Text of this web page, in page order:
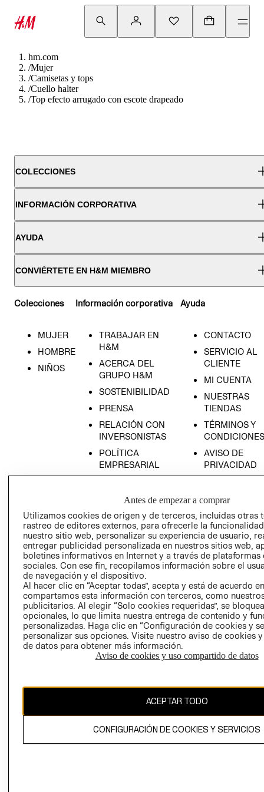
hm.com
/Mujer
/Camisetas y tops
/Cuello halter
/Top efecto arrugado con escote drapeado
COLECCIONES
INFORMACIÓN CORPORATIVA
AYUDA
CONVIÉRTETE EN H&M MIEMBRO
Colecciones
MUJER
HOMBRE
NIÑOS
Información corporativa
TRABAJAR EN
H&M
ACERCA DEL
GRUPO H&M
SOSTENIBILIDAD
PRENSA
RELACIÓN CON
INVERSONISTAS
POLÍTICA
EMPRESARIAL
Ayuda
CONTACTO
SERVICIO AL
CLIENTE
MI CUENTA
NUESTRAS
TIENDAS
TÉRMINOS Y
CONDICIONES
AVISO DE
PRIVACIDAD
AVISO DE
LIBRO DE
Ecuador ($)
CAMBIAR REGIÓN
propiedad de H&M Hennes & Mauritz AB.
Antes de empezar a comprar
Utilizamos cookies de origen y de terceros, incluidas otras
rastreo de editores externos, para ofrecerle la
nuestro sitio web, personalizar su experiencia de usuario,
entregar publicidad personalizada en nuestros sitios web,
boletines informativos en Internet y a través de plataformas
sociales. Con ese fin, recopilamos información sobre el
de navegación y el dispositivo.
Al hacer clic en “Aceptar todas”, acepta y está de acuerdo
compartamos esta información con terceros, como
publicitarios. Al elegir “Solo cookies requeridas”, se
opcionales, lo que limita nuestra entrega de contenido y
personalizadas. Haga clic en “Configuración de cookies y
personalizar sus opciones. Visite nuestro aviso de cookies
de datos para obtener más información.
Aviso de cookies y uso compartido de datos
ACEPTAR TODO
CONFIGURACIÓN DE COOKIES Y SERVICIOS